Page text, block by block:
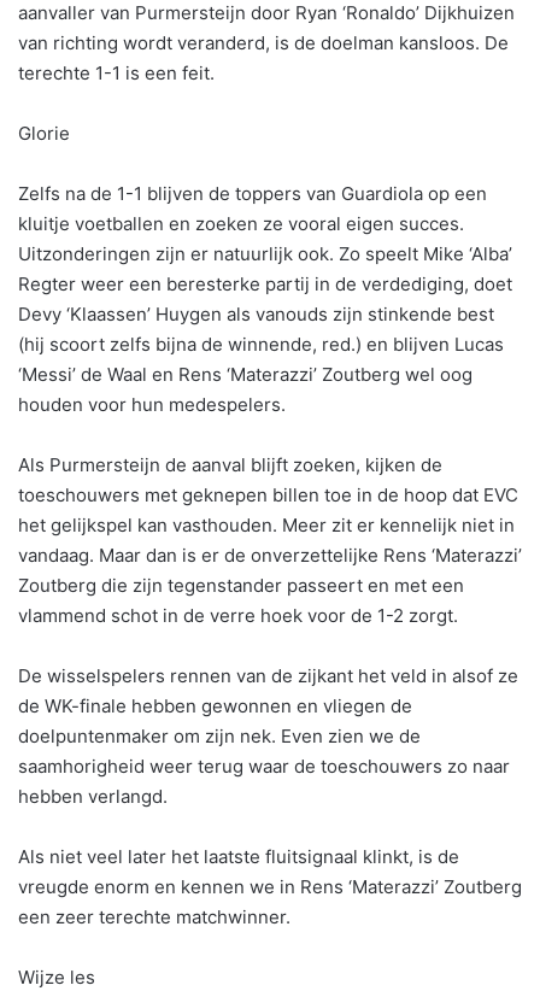
aanvaller van Purmersteijn door Ryan ‘Ronaldo’ Dijkhuizen
van richting wordt veranderd, is de doelman kansloos. De
terechte 1-1 is een feit.
Glorie
Zelfs na de 1-1 blijven de toppers van Guardiola op een
kluitje voetballen en zoeken ze vooral eigen succes.
Uitzonderingen zijn er natuurlijk ook. Zo speelt Mike ‘Alba’
Regter weer een beresterke partij in de verdediging, doet
Devy ‘Klaassen’ Huygen als vanouds zijn stinkende best
(hij scoort zelfs bijna de winnende, red.) en blijven Lucas
‘Messi’ de Waal en Rens ‘Materazzi’ Zoutberg wel oog
houden voor hun medespelers.
Als Purmersteijn de aanval blijft zoeken, kijken de
toeschouwers met geknepen billen toe in de hoop dat EVC
het gelijkspel kan vasthouden. Meer zit er kennelijk niet in
vandaag. Maar dan is er de onverzettelijke Rens ‘Materazzi’
Zoutberg die zijn tegenstander passeert en met een
vlammend schot in de verre hoek voor de 1-2 zorgt.
De wisselspelers rennen van de zijkant het veld in alsof ze
de WK-finale hebben gewonnen en vliegen de
doelpuntenmaker om zijn nek. Even zien we de
saamhorigheid weer terug waar de toeschouwers zo naar
hebben verlangd.
Als niet veel later het laatste fluitsignaal klinkt, is de
vreugde enorm en kennen we in Rens ‘Materazzi’ Zoutberg
een zeer terechte matchwinner.
Wijze les